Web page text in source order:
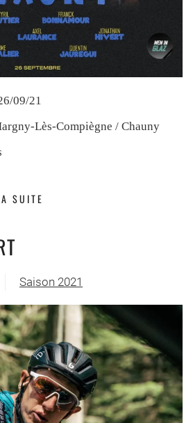
09/21
Lès-Compiègne / Chauny
SUITE
Saison 2021